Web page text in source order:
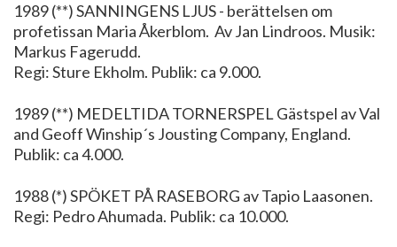
1989 (**) SANNINGENS LJUS - berättelsen om
profetissan Maria Åkerblom. Av Jan Lindroos. Musik:
Markus Fagerudd.
Regi: Sture Ekholm. Publik: ca 9.000.
1989 (**) MEDELTIDA TORNERSPEL Gästspel av Val
and Geoff Winship´s Jousting Company, England.
Publik: ca 4.000.
1988 (*) SPÖKET PÅ RASEBORG av Tapio Laasonen.
Regi: Pedro Ahumada. Publik: ca 10.000.